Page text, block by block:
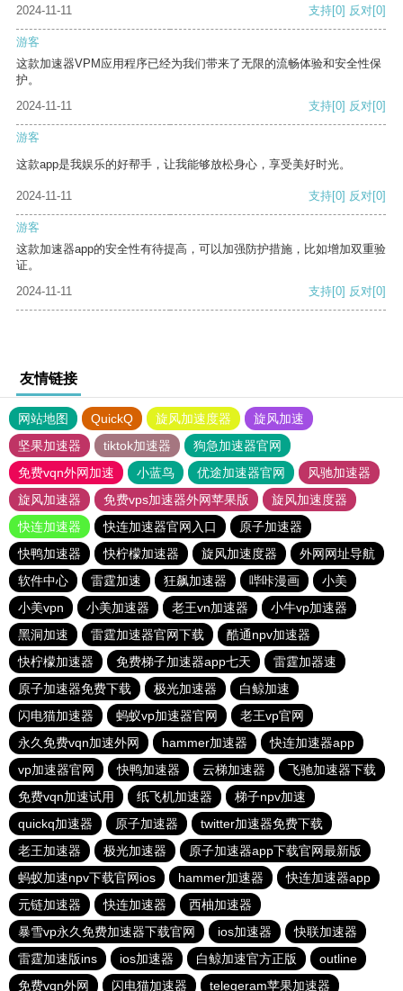
2024-11-11 支持[0] 反对[0]
游客
这款加速器VPM应用程序已经为我们带来了无限的流畅体验和安全性保
护。
2024-11-11
支持[0] 反对[0]
游客
这款app是我娱乐的好帮手，让我能够放松身心，享受美好时光。
2024-11-11 支持[0] 反对[0]
游客
这款加速器app的安全性有待提高，可以加强防护措施，比如增加双重验
证。
2024-11-11
支持[0] 反对[0]
友情链接
网站地图 QuickQ 旋风加速度器
旋风加速
坚果加速器
tiktok加速器
狗急加速器官网
免费vqn外网加速
小蓝鸟 优途加速器官网
风驰加速器
旋风加速器
免费vps加速器外网苹果版
旋风加速度器
快连加速器
快连加速器官网入口
原子加速器
快鸭加速器
快柠檬加速器 旋风加速度器
外网网址导航
软件中心
雷霆加速 狂飙加速器 哔咔漫画
小美
小美vpn
小美加速器 老王vn加速器
小牛vp加速器
黑洞加速
雷霆加速器官网下载
酷通npv加速器
快柠檬加速器
免费梯子加速器app七天
雷霆加器速
原子加速器免费下载
极光加速器
白鲸加速
闪电猫加速器
蚂蚁vp加速器官网
老王vp官网
永久免费vqn加速外网
hammer加速器
快连加速器app
vp加速器官网
快鸭加速器 云梯加速器
飞驰加速器下载
免费vqn加速试用
纸飞机加速器
梯子npv加速
quickq加速器
原子加速器
twitter加速器免费下载
老王加速器
极光加速器
原子加速器app下载官网最新版
蚂蚁加速npv下载官网ios
hammer加速器
快连加速器app
元链加速器
快连加速器
西柚加速器
暴雪vp永久免费加速器下载官网
ios加速器
快联加速器
雷霆加速版ins
ios加速器 白鲸加速官方正版
outline
免费vqn外网
闪电猫加速器 telegeram苹果加速器